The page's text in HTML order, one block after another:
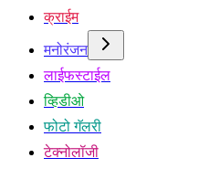
क्राईम
मनोरंजन
लाईफस्टाईल
व्हिडीओ
फोटो गॅलरी
टेक्नोलॉजी